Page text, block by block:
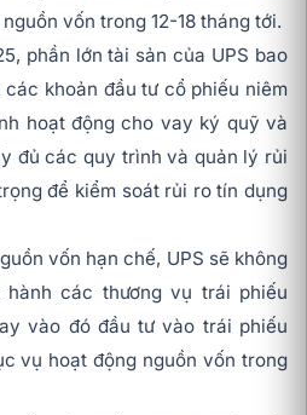
vốn trong 12-18 tháng tới.
phần lớn tài sản của UPS bao
khoản đầu tư cổ phiếu niêm
hoạt động cho vay ký quỹ và
đủ các quy trình và quản lý rủi
để kiểm soát rủi ro tín dụng
vốn hạn chế, UPS sẽ không
các thương vụ trái phiếu
vào đó đầu tư vào trái phiếu
vụ hoạt động nguồn vốn trong